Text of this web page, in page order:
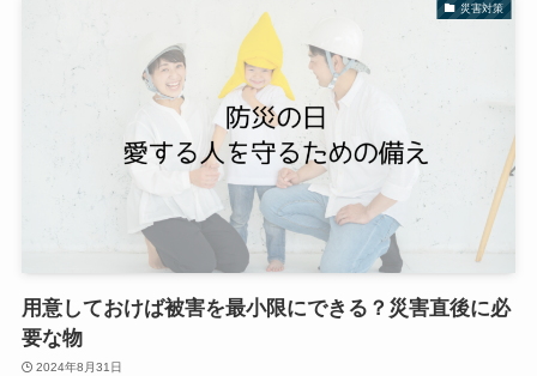
災害対策
用意しておけば被害を最小限にできる？災害直後に必
要な物
2024年8月31日